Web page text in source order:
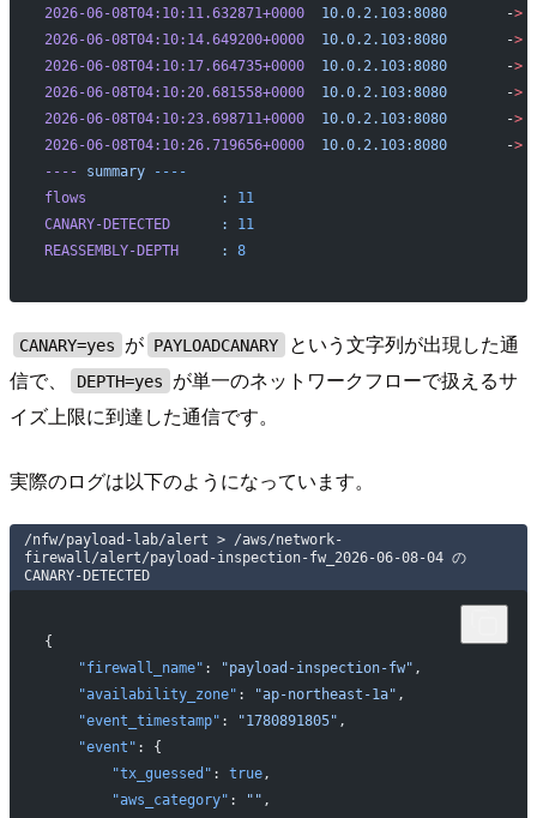
2026-06-08T04:10:11.632871+0000
  10.0.2.103:8080
       -
>
2026-06-08T04:10:14.649200+0000
  10.0.2.103:8080
       -
>
2026-06-08T04:10:17.664735+0000
  10.0.2.103:8080
       -
>
2026-06-08T04:10:20.681558+0000
  10.0.2.103:8080
       -
>
2026-06-08T04:10:23.698711+0000
  10.0.2.103:8080
       -
>
2026-06-08T04:10:26.719656+0000
  10.0.2.103:8080
       -
>
---- summary ----
flows
                :
11
CANARY-DETECTED
      :
11
REASSEMBLY-DEPTH
     :
8
CANARY=yes が PAYLOADCANARY
という文字列が出現した通
信で、
DEPTH=yes
が単一のネットワークフローで扱えるサ
イズ上限に到達した通信です。
実際のログは以下のようになっています。
/nfw/payload-lab/alert > /aws/network-
firewall/alert/payload-inspection-fw_2026-06-08-04 の
CANARY-DETECTED
{
    "firewall_name"
: "payload-inspection-fw" ,
    "availability_zone"
: "ap-northeast-1a" ,
    "event_timestamp"
: "1780891805" ,
    "event"
: {
        "tx_guessed"
: true,
        "aws_category"
: "" ,